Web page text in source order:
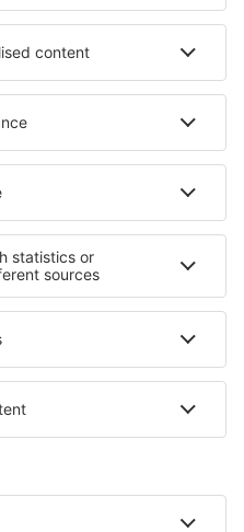
în Noord
Marktsteft
regiuni
in Italy - ski
in Val d'Aosta
Santo